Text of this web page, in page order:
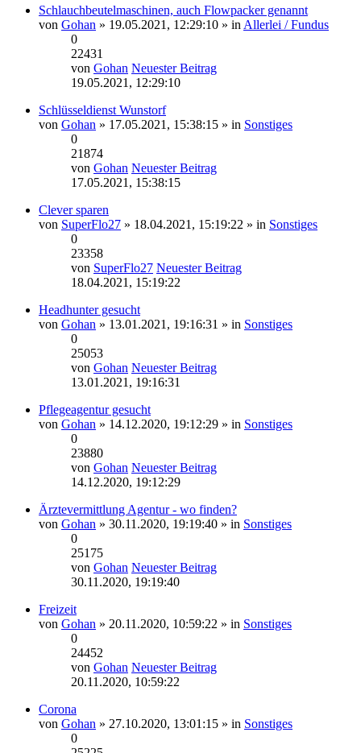
Schlauchbeutelmaschinen, auch Flowpacker genannt
von Gohan » 19.05.2021, 12:29:10 » in Allerlei / Fundus
0
22431
von Gohan Neuester Beitrag
19.05.2021, 12:29:10
Schlüsseldienst Wunstorf
von Gohan » 17.05.2021, 15:38:15 » in Sonstiges
0
21874
von Gohan Neuester Beitrag
17.05.2021, 15:38:15
Clever sparen
von SuperFlo27 » 18.04.2021, 15:19:22 » in Sonstiges
0
23358
von SuperFlo27 Neuester Beitrag
18.04.2021, 15:19:22
Headhunter gesucht
von Gohan » 13.01.2021, 19:16:31 » in Sonstiges
0
25053
von Gohan Neuester Beitrag
13.01.2021, 19:16:31
Pflegeagentur gesucht
von Gohan » 14.12.2020, 19:12:29 » in Sonstiges
0
23880
von Gohan Neuester Beitrag
14.12.2020, 19:12:29
Ärztevermittlung Agentur - wo finden?
von Gohan » 30.11.2020, 19:19:40 » in Sonstiges
0
25175
von Gohan Neuester Beitrag
30.11.2020, 19:19:40
Freizeit
von Gohan » 20.11.2020, 10:59:22 » in Sonstiges
0
24452
von Gohan Neuester Beitrag
20.11.2020, 10:59:22
Corona
von Gohan » 27.10.2020, 13:01:15 » in Sonstiges
0